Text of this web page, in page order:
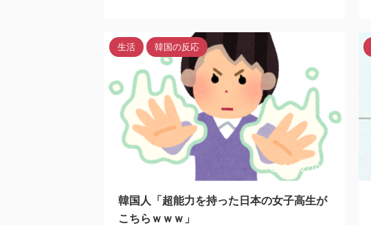
2022/10/20
生活 韓国の反応
韓国人「超能力を持った日本の女子高生が
こちらｗｗｗ」